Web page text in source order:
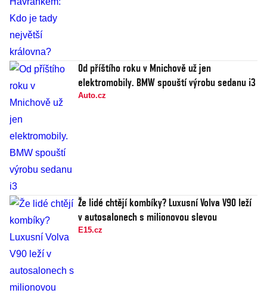
Od příštího roku v Mnichově už jen
elektromobily. BMW spouští výrobu sedanu i3
Auto.cz
Že lidé chtějí kombíky? Luxusní Volva V90 leží
v autosalonech s milionovou slevou
E15.cz